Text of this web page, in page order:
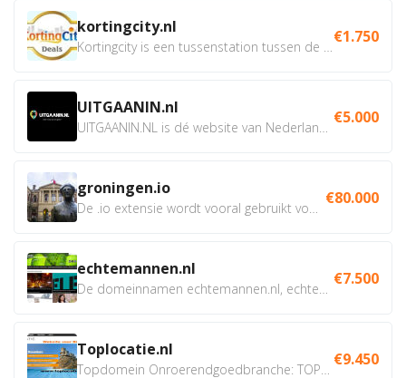
kortingcity.nl €1.750
UITGAANIN.nl €5.000
groningen.io €80.000
echtemannen.nl €7.500
Toplocatie.nl €9.450